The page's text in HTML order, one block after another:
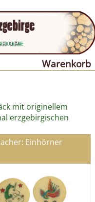
Warenkorb
mit originellem
erzgebirgischen
Einhörner